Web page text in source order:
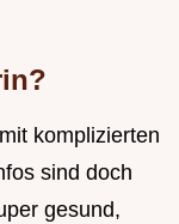
komplizierten
sind doch
gesund,